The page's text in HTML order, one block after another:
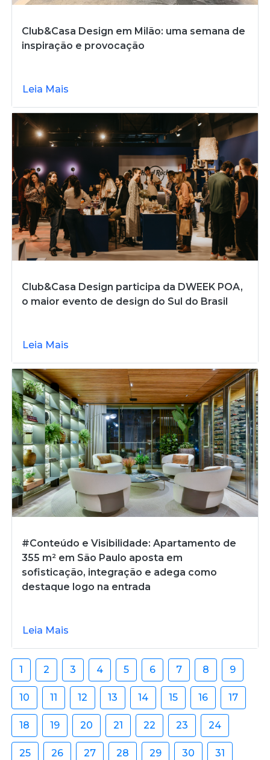
Club&Casa Design em Milão: uma semana de
inspiração e provocação
Leia Mais
Club&Casa Design participa da DWEEK POA,
o maior evento de design do Sul do Brasil
Leia Mais
#Conteúdo e Visibilidade: Apartamento de
355 m² em São Paulo aposta em
sofisticação, integração e adega como
destaque logo na entrada
Leia Mais
1 2 3 4 5 6 7 8 9
10 11 12 13 14 15 16 17
18 19 20 21 22 23 24
25 26 27 28 29 30 31